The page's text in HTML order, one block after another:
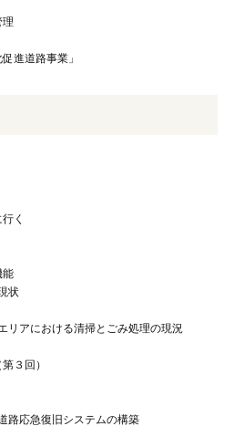
進道路事業」
く
能
状
アにおける清掃とごみ処理の現況
３回）
路応急復旧システムの構築